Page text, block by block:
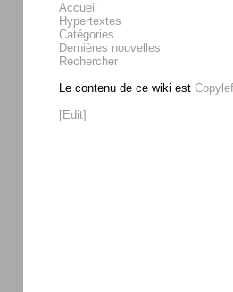
Accueil
Hypertextes
Catégories
Dernières nouvelles
Rechercher
Le contenu de ce wiki est
[Edit]